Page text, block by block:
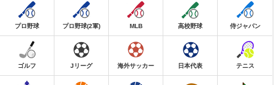
プロ野球 プロ野球(2軍) MLB 高校野球 侍ジャパン
ゴルフ Jリーグ 海外サッカー 日本代表 テニス